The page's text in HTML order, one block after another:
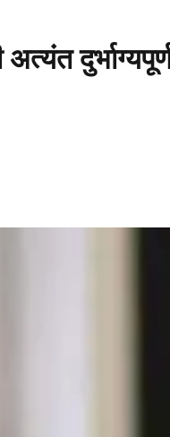
अत्यंत